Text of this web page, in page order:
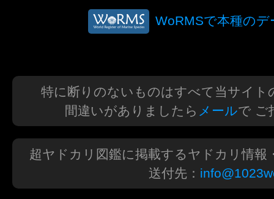
WoRMSで本種の
特に断りのないものはすべて当サイト
間違いがありましたら メールで ご
超ヤドカリ図鑑に掲載するヤドカリ情報
送付先：